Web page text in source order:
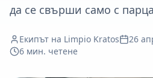
да се свърши само с
Екипът на Limpio Kratos
26
6 мин. четене